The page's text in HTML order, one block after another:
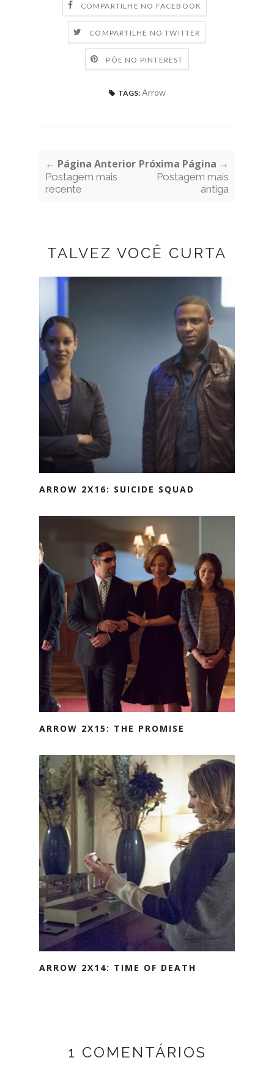
COMPARTILHE NO FACEBOOK
COMPARTILHE NO TWITTER
PÕE NO PINTEREST
TAGS: Arrow
← Página Anterior
Postagem mais
recente
Próxima Página →
Postagem mais
antiga
TALVEZ VOCÊ CURTA
ARROW 2X16: SUICIDE SQUAD
ARROW 2X15: THE PROMISE
ARROW 2X14: TIME OF DEATH
1 COMENTÁRIOS